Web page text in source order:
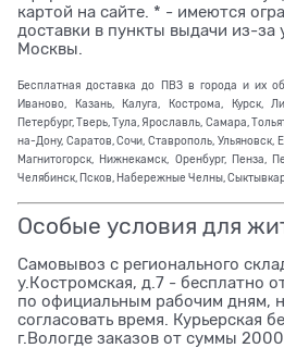
картой на сайте. * - имеются
доставки в пункты выдачи из-за
Москвы.
Бесплатная доставка до ПВЗ в города и их
Иваново, Казань, Калуга, Кострома, Курск,
Петербург, Тверь, Тула, Ярославль, Самара,
на-Дону, Саратов, Сочи, Ставрополь, Ульяновск,
Магнитогорск, Нижнекамск, Оренбург, Пенза,
Челябинск, Псков, Набережные Челны,
Особые условия для
Самовывоз с регионального
у.Костромская, д.7 - бесплатно
по официальным рабочим дням,
согласовать время. Курьерская
г.Вологде заказов от суммы